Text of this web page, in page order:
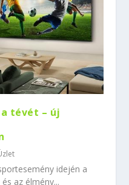
tévét – új
idején a
az élmény...